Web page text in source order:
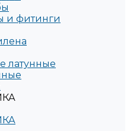
и фитинги
латунные